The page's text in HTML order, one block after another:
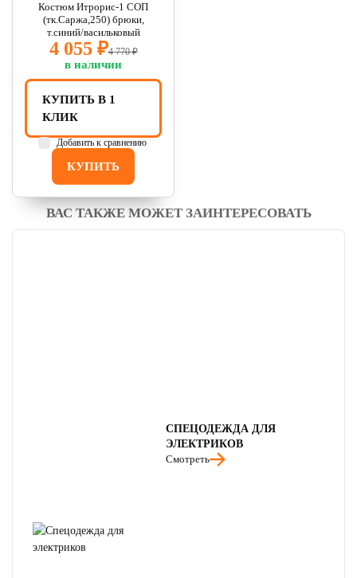
Костюм Итрорис-1 СОП
(тк.Саржа,250) брюки,
т.синий/васильковый
4 055 ₽4 770 ₽
в наличии
КУПИТЬ
КУПИТЬ В 1
КЛИК
Добавить к сравнению
ВАС ТАКЖЕ МОЖЕТ ЗАИНТЕРЕСОВАТЬ
СПЕЦОДЕЖДА ДЛЯ
ЭЛЕКТРИКОВ
Смотреть